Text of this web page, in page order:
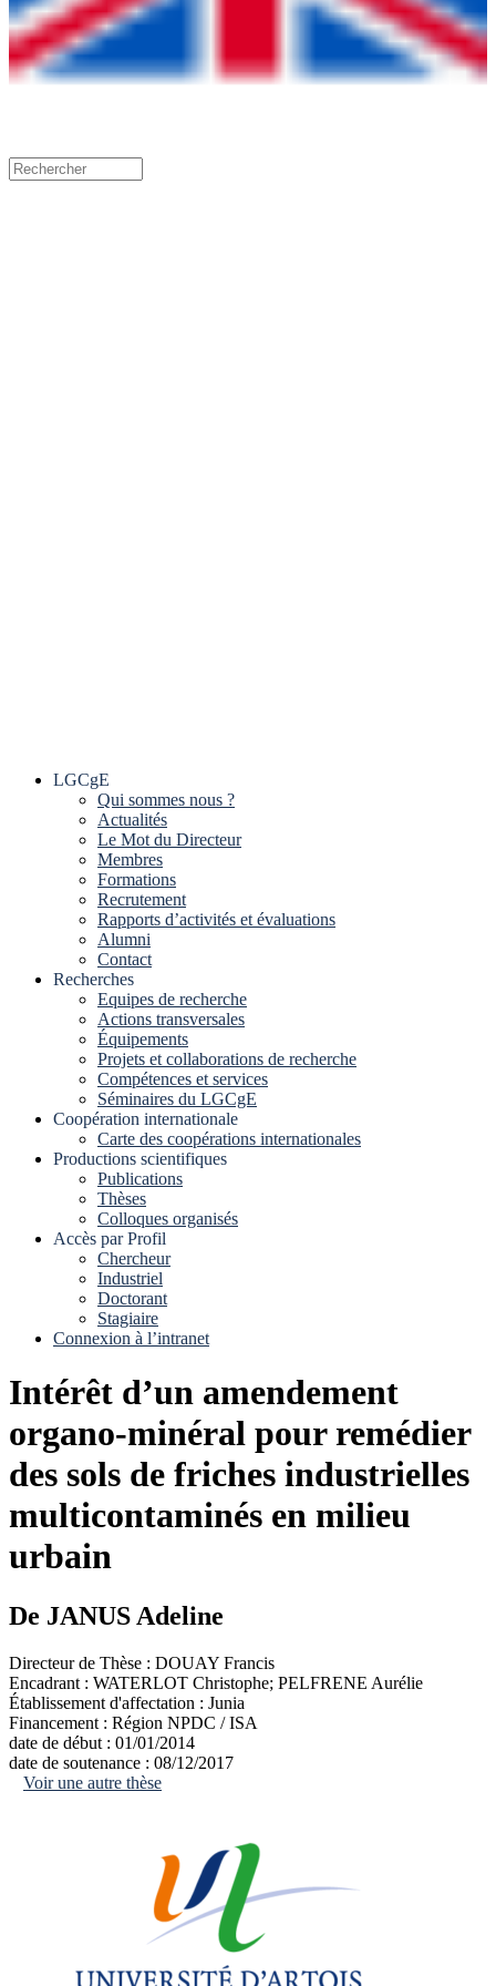
LGCgE
Qui sommes nous ?
Actualités
Le Mot du Directeur
Membres
Formations
Recrutement
Rapports d’activités et évaluations
Alumni
Contact
Recherches
Equipes de recherche
Actions transversales
Équipements
Projets et collaborations de recherche
Compétences et services
Séminaires du LGCgE
Coopération internationale
Carte des coopérations internationales
Productions scientifiques
Publications
Thèses
Colloques organisés
Accès par Profil
Chercheur
Industriel
Doctorant
Stagiaire
Connexion à l’intranet
Intérêt d’un amendement
organo-minéral pour remédier
des sols de friches industrielles
multicontaminés en milieu
urbain
De JANUS Adeline
Directeur de Thèse : DOUAY Francis
Encadrant : WATERLOT Christophe; PELFRENE Aurélie
Établissement d'affectation : Junia
Financement : Région NPDC / ISA
date de début : 01/01/2014
date de soutenance : 08/12/2017
Voir une autre thèse